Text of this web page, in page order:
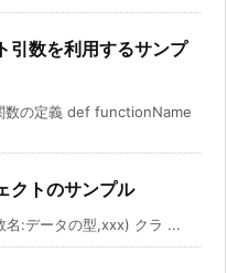
引数を利用するサンプ
数の定義 def functionName
クトのサンプル
名:データの型,xxx) クラ ...